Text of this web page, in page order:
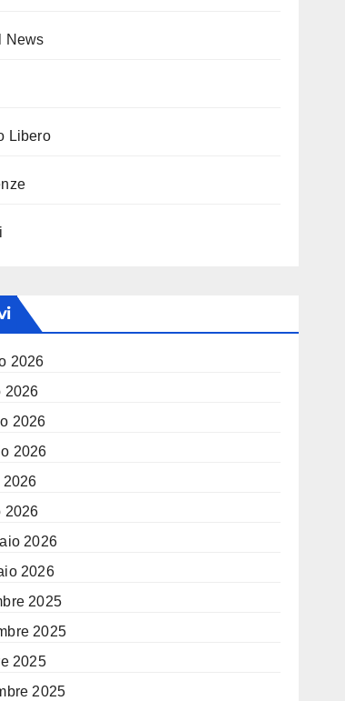
News
Libero
2026
2026
2026
2026
2026
2026
2026
2025
2025
2025
2025